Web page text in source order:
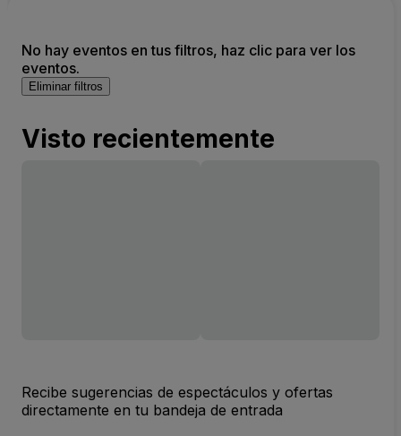
No hay eventos en tus filtros, haz clic para ver los
eventos.
Eliminar filtros
Visto recientemente
Recibe sugerencias de espectáculos y ofertas
directamente en tu bandeja de entrada